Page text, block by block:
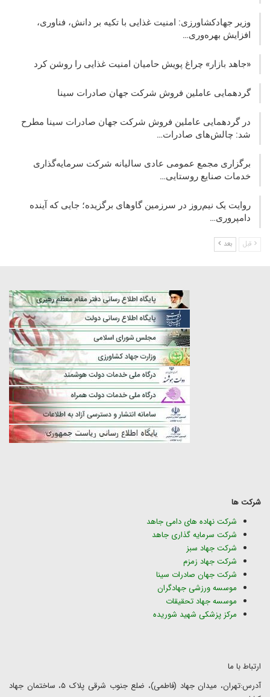
وزیر جهادکشاورزی: امنیت غذایی با تکیه بر دانش، فناوری،
افزایش بهره‌وری…
«جاهد بازار» چراغ پویش حامیان امنیت غذایی را روشن کرد
گردهمایی عاملین فروش شرکت جهان صادرات سینا
در گردهمایی عاملین فروش شرکت جهان صادرات سینا مطرح
شد: چالش‌های صادرات…
برگزاری مجمع عمومی عادی سالیانه شرکت سرمایه‌گذاری
خدمات صنایع روستایی…
روایت یک نیم‌روز در سرزمین گاوهای برگزیده؛ جایی که آینده
دامپروری…
قبل بعد
شرکت ها
شرکت نهاده های دامی جاهد
شرکت سرمایه گذاری جاهد
شرکت جهاد سبز
شرکت جهاد زمزم
شرکت جهان صادرات سینا
موسسه ورزشی جهادگران
موسسه جهاد تحقیقات
مرکز پزشکی شهید شوریده
ارتباط با ما
آدرس:تهران، میدان جهاد (فاطمی)، ضلع جنوب شرقی پلاک ۵، ساختمان جهاد